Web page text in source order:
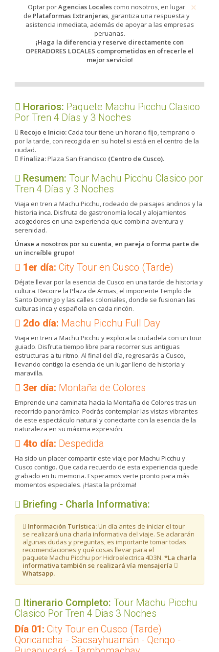
×
​​​Optar porAgencias Locales como nosotros, en lugar
de Plataformas Extranjeras, garantiza una respuesta y
asistencia inmediata, además de apoyar a las empresas
peruanas.
¡Haga la diferencia y reserve directamente con
OPERADORES LOCALES comprometidos en ofrecerle el
mejor servicio!
Horarios: Paquete Machu Picchu Clasico
Por Tren 4 Días y 3 Noches
Recojo e Inicio: Cada tour tiene un horario fijo, temprano o
por la tarde, con recogida en su hotel si está en el centro de la
ciudad.
Finaliza:Plaza San Francisco (Centro de Cusco).
Resumen: Tour Machu Picchu Clasico por
Tren 4 Días y 3 Noches
Viaja en tren a Machu Picchu, rodeado de paisajes andinos y la
historia inca. Disfruta de gastronomía local y alojamientos
acogedores en una experiencia que combina aventura y
serenidad.
Únase a nosotros por su cuenta, en pareja o forma parte de
un increíble grupo!
1er día: City Tour en Cusco (Tarde)
Déjate llevar por la esencia de Cusco en una tarde de historia y
cultura. Recorre la Plaza de Armas, el imponente Templo de
Santo Domingo y las calles coloniales, donde se fusionan las
culturas inca y española en cada rincón.
2do día: Machu Picchu Full Day
Viaja en tren a Machu Picchu y explora la ciudadela con un tour
guiado. Disfruta tiempo libre para recorrer sus antiguas
estructuras a tu ritmo. Al final del día, regresarás a Cusco,
llevando contigo la esencia de un lugar lleno de historia y
maravilla.
3er día: Montaña de Colores
Emprende una caminata hacia la Montaña de Colores tras un
recorrido panorámico. Podrás contemplar las vistas vibrantes
de este espectáculo natural y conectarte con la esencia de la
naturaleza en su máxima expresión.
4to día: Despedida
Ha sido un placer compartir este viaje por Machu Picchu y
Cusco contigo. Que cada recuerdo de esta experiencia quede
grabado en tu memoria. Esperamos verte pronto para más
momentos especiales. ¡Hasta la próxima!
Briefing - Charla Informativa:
Información Turística:Un día antes de iniciar el tour
se realizará una charla informativa del viaje. Se aclararán
algunas dudas y preguntas, es importante tomar todas
recomendaciones y qué cosas llevar para el
paquete Machu Picchu por Hidroelectrica 4D3N. *La charla
informativa también se realizará vía mensajería
Whatsapp.
Itinerario Completo: Tour Machu Picchu
Clasico Por Tren 4 Dias 3 Noches
Día 01: City Tour en Cusco (Tarde)
Qoricancha - Sacsayhuamán - Qenqo -